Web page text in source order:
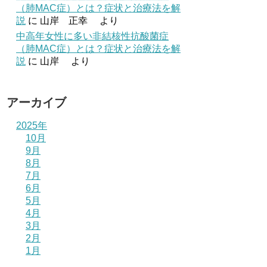
（肺MAC症）とは？症状と治療法を解
説 に 山岸 正幸
より
中高年女性に多い非結核性抗酸菌症
（肺MAC症）とは？症状と治療法を解
説 に 山岸 より
アーカイブ
2025年
10月
9月
8月
7月
6月
5月
4月
3月
2月
1月